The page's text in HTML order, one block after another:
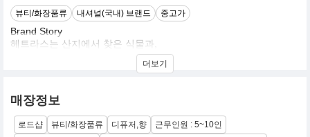
뷰티/화장품류 내셔널(국내) 브랜드 중고가
Brand Story
헤트라스는 산지에서 찾은 식물과,
아름다워질 수 있는 향을 연구하고 있습니다.
하루하루 지쳐가는 삶 속 향으로 행복을 기억하고 삶의 치유를 전달
하고자 합니다.
주인공이 되고픈 향, 기억을 불러오는 향,
더보기
매장정보
로드샵 뷰티/화장품류 디퓨저,향
근무인원 : 5~10인